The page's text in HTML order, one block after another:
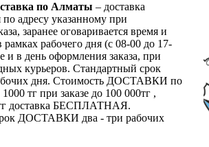
по Алматы – доставка
по адресу указанному при
заранее оговаривается время и
рамках рабочего дня (с 08-00 до 17-
и в день оформления заказа, при
курьеров. Стандартный срок
дня. Стоимость ДОСТАВКИ по
тг при заказе до 100 000тг ,
доставка БЕСПЛАТНАЯ.
ДОСТАВКИ два - три рабочих